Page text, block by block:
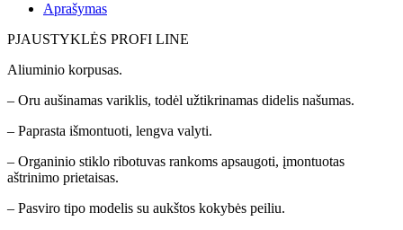
Aprašymas
PJAUSTYKLĖS PROFI LINE
Aliuminio korpusas.
– Oru aušinamas variklis, todėl užtikrinamas didelis našumas.
– Paprasta išmontuoti, lengva valyti.
– Organinio stiklo ribotuvas rankoms apsaugoti, įmontuotas
aštrinimo prietaisas.
– Pasviro tipo modelis su aukštos kokybės peiliu.